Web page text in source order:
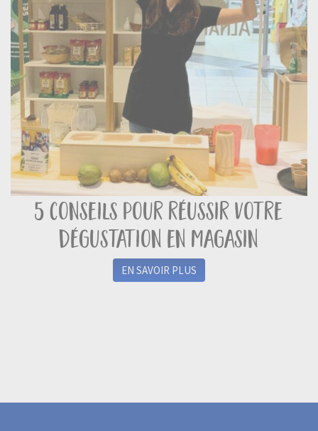
5 conseils pour réussir votre
dégustation en magasin
EN SAVOIR PLUS